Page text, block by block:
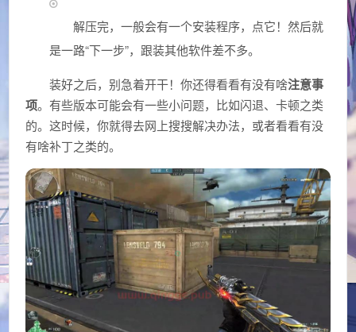
解压完，一般会有一个安装程序，点它！然后就
是一路“下一步”，跟装其他软件差不多。
装好之后，别急着开干！你还得看看有没有啥注意事
项。有些版本可能会有一些小问题，比如闪退、卡顿之类
的。这时候，你就得去网上搜搜解决办法，或者看看有没
有啥补丁之类的。